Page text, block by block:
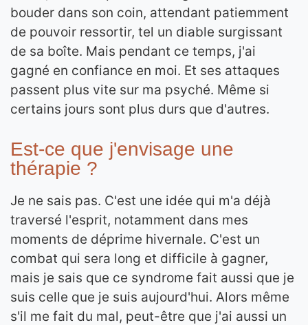
bouder dans son coin, attendant patiemment
de pouvoir ressortir, tel un diable surgissant
de sa boîte. Mais pendant ce temps, j'ai
gagné en confiance en moi. Et ses attaques
passent plus vite sur ma psyché. Même si
certains jours sont plus durs que d'autres.
Est-ce que j'envisage une
thérapie ?
Je ne sais pas. C'est une idée qui m'a déjà
traversé l'esprit, notamment dans mes
moments de déprime hivernale. C'est un
combat qui sera long et difficile à gagner,
mais je sais que ce syndrome fait aussi que je
suis celle que je suis aujourd'hui. Alors même
s'il me fait du mal, peut-être que j'ai aussi un